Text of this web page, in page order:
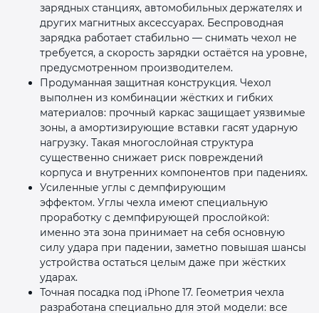
зарядных станциях, автомобильных держателях и
других магнитных аксессуарах. Беспроводная
зарядка работает стабильно — снимать чехол не
требуется, а скорость зарядки остаётся на уровне,
предусмотренном производителем.
Продуманная защитная конструкция. Чехол
выполнен из комбинации жёстких и гибких
материалов: прочный каркас защищает уязвимые
зоны, а амортизирующие вставки гасят ударную
нагрузку. Такая многослойная структура
существенно снижает риск повреждений
корпуса и внутренних компонентов при падениях.
Усиленные углы с демпфирующим
эффектом. Углы чехла имеют специальную
проработку с демпфирующей прослойкой:
именно эта зона принимает на себя основную
силу удара при падении, заметно повышая шансы
устройства остаться целым даже при жёстких
ударах.
Точная посадка под iPhone 17. Геометрия чехла
разработана специально для этой модели: все